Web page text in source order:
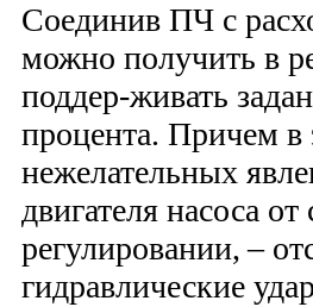
Соединив ПЧ с
можно получить в
поддер-живать
процента. Причем в
нежелательных
двигателя насоса
регулировании, –
гидравлические